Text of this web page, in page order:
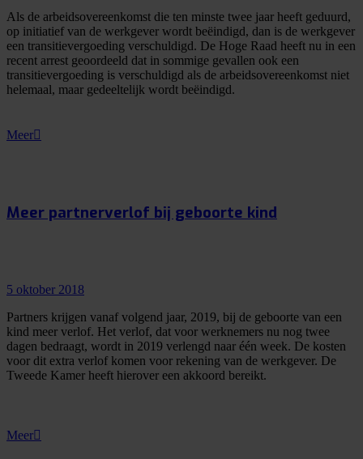
Als de arbeidsovereenkomst die ten minste twee jaar heeft geduurd,
op initiatief van de werkgever wordt beëindigd, dan is de werkgever
een transitievergoeding verschuldigd. De Hoge Raad heeft nu in een
recent arrest geoordeeld dat in sommige gevallen ook een
transitievergoeding is verschuldigd als de arbeidsovereenkomst niet
helemaal, maar gedeeltelijk wordt beëindigd.
Meer
Meer partnerverlof bij geboorte kind
5 oktober 2018
Partners krijgen vanaf volgend jaar, 2019, bij de geboorte van een
kind meer verlof. Het verlof, dat voor werknemers nu nog twee
dagen bedraagt, wordt in 2019 verlengd naar één week. De kosten
voor dit extra verlof komen voor rekening van de werkgever. De
Tweede Kamer heeft hierover een akkoord bereikt.
Meer